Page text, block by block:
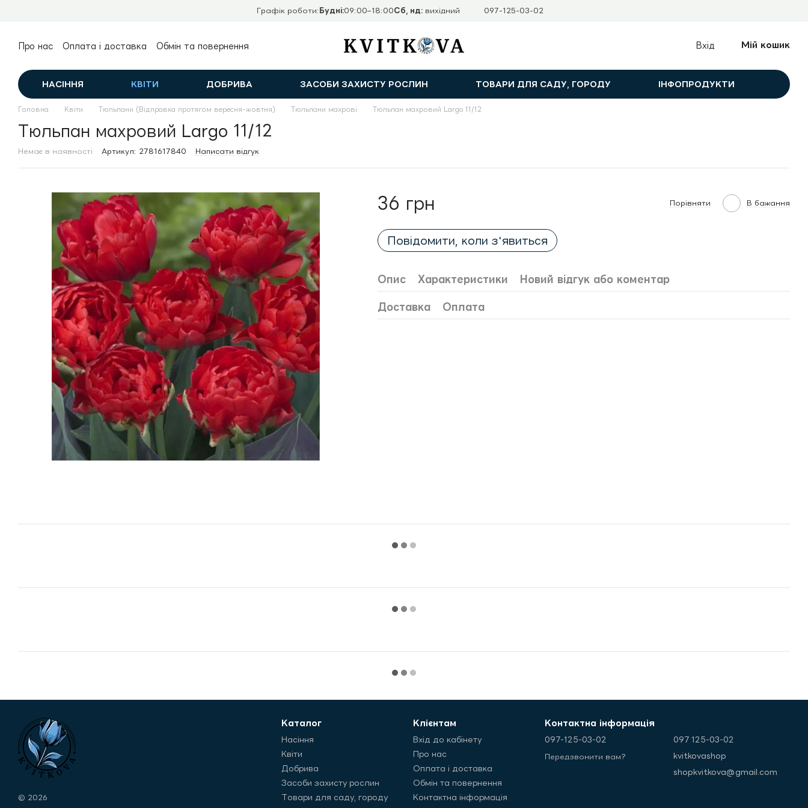
Графік роботи: Будні:09:00–18:00Сб, нд:вихідний 097-125-03-02
Про нас Оплата і доставка
Обмін та повернення
Вхід Мій кошик
НАСІННЯ КВІТИ ДОБРИВА ЗАСОБИ ЗАХИСТУ РОСЛИН ТОВАРИ ДЛЯ САДУ, ГОРОДУ ІНФОПРОДУКТИ
Головна Квіти Тюльпани (Відправка протягом вересня-жовтня) Тюльпани махрові Тюльпан махровий Largo 11/12
Тюльпан махровий Largo 11/12
Немає в наявності Артикул: 2781617840 Написати відгук
36 грн Порівняти В бажання
Повідомити, коли з'явиться
Опис Характеристики Новий відгук або коментар
Доставка Оплата
© 2026
Каталог
Насіння
Квіти
Добрива
Засоби захисту рослин
Товари для саду, городу
Клієнтам
Вхід до кабінету
Про нас
Оплата і доставка
Обмін та повернення
Контактна інформація
Контактна інформація
097-125-03-02
Передзвонити вам?
097 125-03-02
kvitkovashop
shopkvitkova@gmail.com